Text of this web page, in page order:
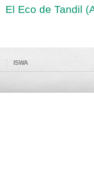
El Eco de Tandil
ISWA